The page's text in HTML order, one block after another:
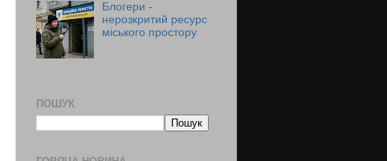
Блогери -
нерозкритий ресурс
міського простору
ПОШУК